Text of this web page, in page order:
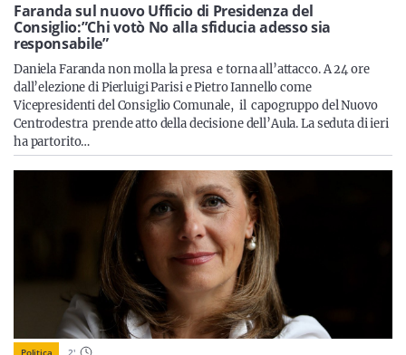
Resta sempre aggiornato con le ultime news, iscriviti alla
nostra newsletter
Iscriviti
Faranda sul nuovo Ufficio di Presidenza del
Consiglio:”Chi votò No alla sfiducia adesso sia
responsabile”
Daniela Faranda non molla la presa e torna all’attacco. A 24 ore
dall’elezione di Pierluigi Parisi e Pietro Iannello come
Vicepresidenti del Consiglio Comunale, il capogruppo del Nuovo
Centrodestra prende atto della decisione dell’Aula. La seduta di ieri
ha partorito…